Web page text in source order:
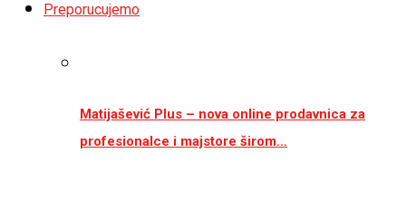
Preporucujemo
Matijašević Plus – nova online prodavnica za
profesionalce i majstore širom…